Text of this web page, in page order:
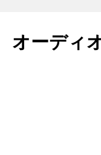
テ
ン
オーディ